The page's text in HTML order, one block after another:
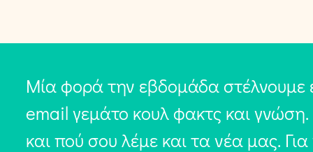
Μία φορά την εβδομάδα στέλνουμε
email γεμάτο κουλ φακτς και
και πού σου λέμε και τα νέα μας.